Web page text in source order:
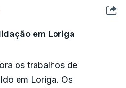
em Loriga
os trabalhos de
em Loriga. Os